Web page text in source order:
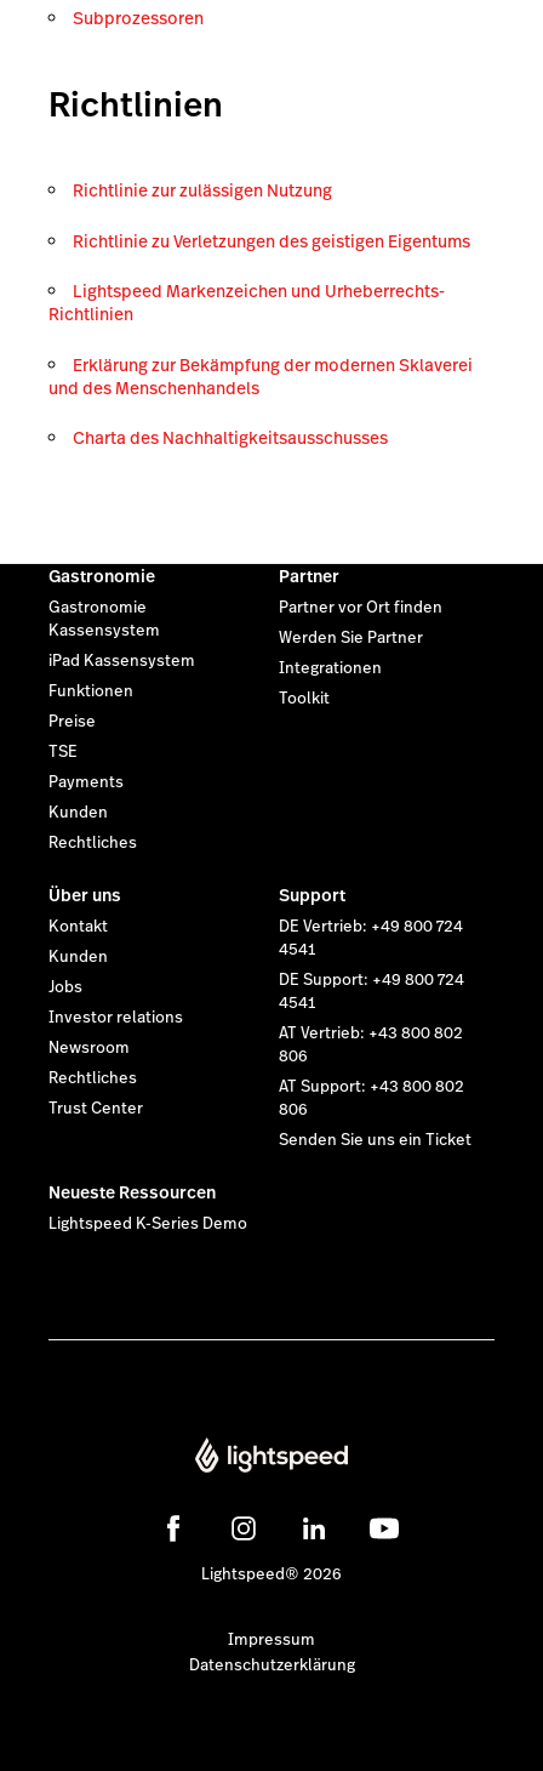
Subprozessoren
Richtlinien
Richtlinie zur zulässigen Nutzung
Richtlinie zu Verletzungen des geistigen Eigentums
Lightspeed Markenzeichen und Urheberrechts-
Richtlinien
Erklärung zur Bekämpfung der modernen Sklaverei
und des Menschenhandels
Charta des Nachhaltigkeitsausschusses
Gastronomie
Gastronomie
Kassensystem
iPad Kassensystem
Funktionen
Preise
TSE
Payments
Kunden
Rechtliches
Partner
Partner vor Ort finden
Werden Sie Partner
Integrationen
Toolkit
Über uns
Kontakt
Kunden
Jobs
Investor relations
Newsroom
Rechtliches
Trust Center
Support
DE Vertrieb: +49 800 724
4541
DE Support: +49 800 724
4541
AT Vertrieb: +43 800 802
806
AT Support: +43 800 802
806
Senden Sie uns ein Ticket
Neueste Ressourcen
Lightspeed K-Series Demo
Lightspeed® 2026
Impressum
Datenschutzerklärung